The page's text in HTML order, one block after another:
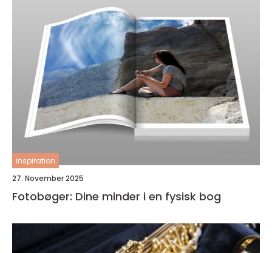
inspiration
27. November 2025
Fotobøger: Dine minder i en fysisk bog